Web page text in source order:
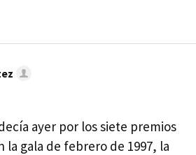
ayer por los siete premios
la gala de febrero de 1997, la